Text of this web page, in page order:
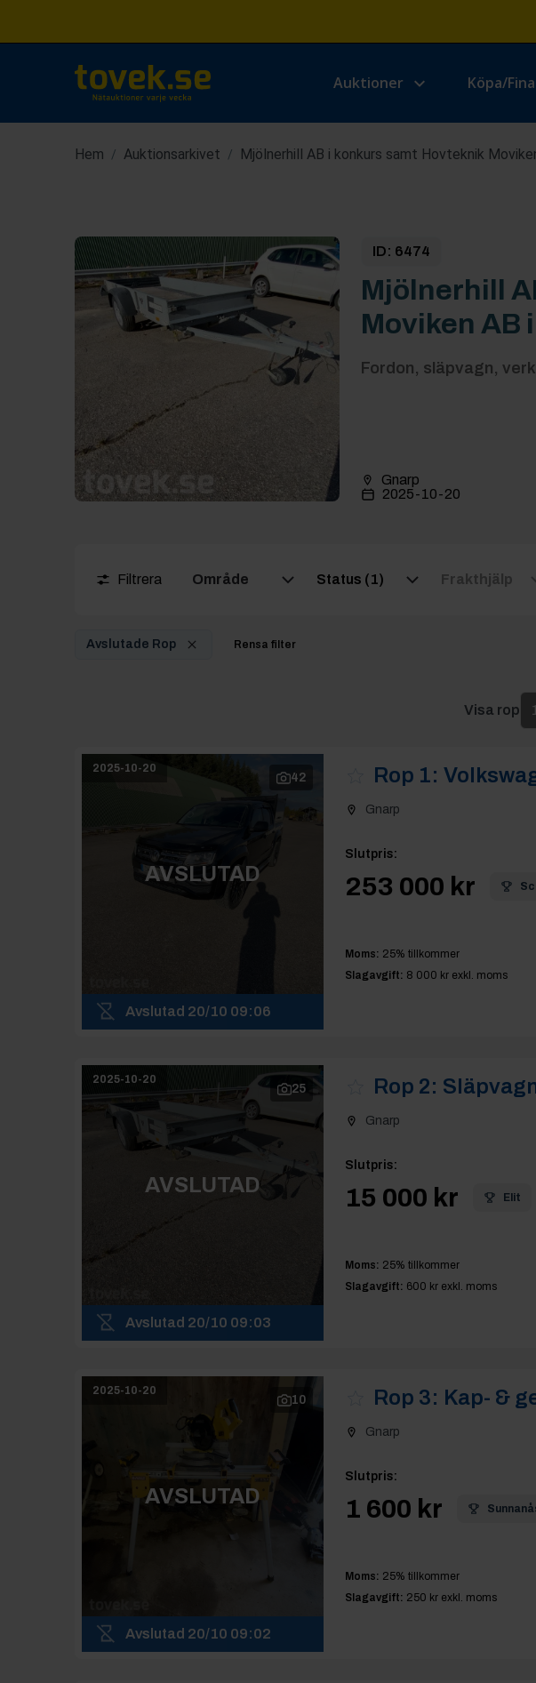
Auktioner Köpa/
Hem / Auktionsarkivet / Mjölnerhill AB i konkurs samt Hovteknik
ID: 6474
Mjölnerhill
Moviken AB
Fordon, släpvagn,
Gnarp
2025-10-20
Filtrera Område Status (1) Frakthjälp
Avslutade Rop Rensa filter
Visa rop
2025-10-20
42
AVSLUTAD
Avslutad 20/10 09:06
Rop 1:
Gnarp
Slutpris:
253 000 kr
Moms: 25% tillkommer
Slagavgift: 8 000 krexkl. moms
2025-10-20
25
AVSLUTAD
Avslutad 20/10 09:03
Rop 2:
Gnarp
Slutpris:
15 000 kr Elit
Moms: 25% tillkommer
Slagavgift: 600 krexkl. moms
2025-10-20
10
AVSLUTAD
Avslutad 20/10 09:02
Rop 3: Kap- &
Gnarp
Slutpris:
1 600 kr
Moms: 25% tillkommer
Slagavgift: 250 krexkl. moms